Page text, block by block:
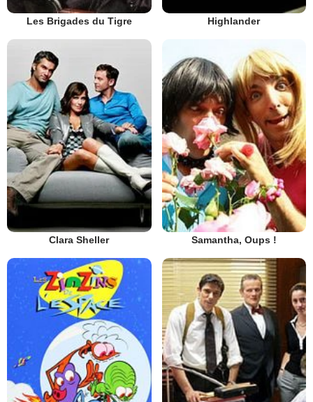
Les Brigades du Tigre Highlander
Clara Sheller Samantha, Oups !